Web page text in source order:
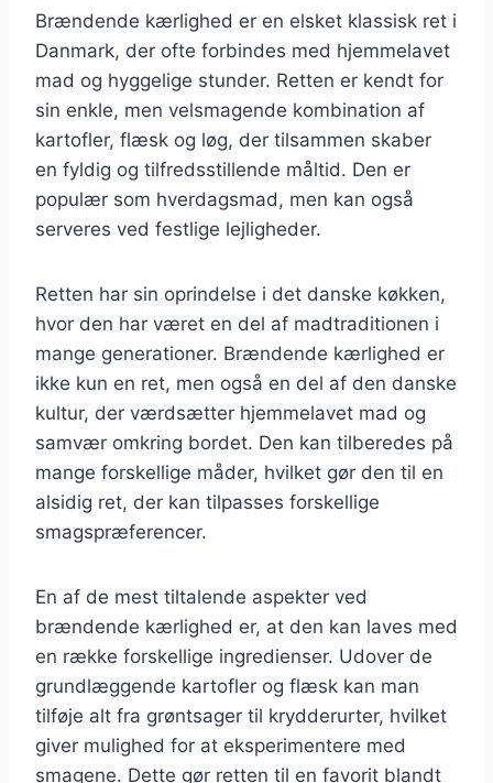
Brændende kærlighed er en elsket klassisk ret i
Danmark, der ofte forbindes med hjemmelavet
mad og hyggelige stunder. Retten er kendt for
sin enkle, men velsmagende kombination af
kartofler, flæsk og løg, der tilsammen skaber
en fyldig og tilfredsstillende måltid. Den er
populær som hverdagsmad, men kan også
serveres ved festlige lejligheder.
Retten har sin oprindelse i det danske køkken,
hvor den har været en del af madtraditionen i
mange generationer. Brændende kærlighed er
ikke kun en ret, men også en del af den danske
kultur, der værdsætter hjemmelavet mad og
samvær omkring bordet. Den kan tilberedes på
mange forskellige måder, hvilket gør den til en
alsidig ret, der kan tilpasses forskellige
smagspræferencer.
En af de mest tiltalende aspekter ved
brændende kærlighed er, at den kan laves med
en række forskellige ingredienser. Udover de
grundlæggende kartofler og flæsk kan man
tilføje alt fra grøntsager til krydderurter, hvilket
giver mulighed for at eksperimentere med
smagene. Dette gør retten til en favorit blandt